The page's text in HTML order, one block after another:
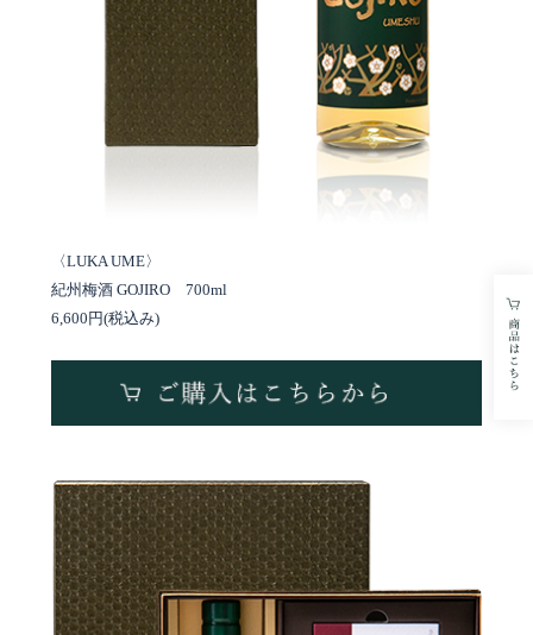
〈LUKA UME〉
紀州梅酒 GOJIRO 700ml
6,600円(税込み)